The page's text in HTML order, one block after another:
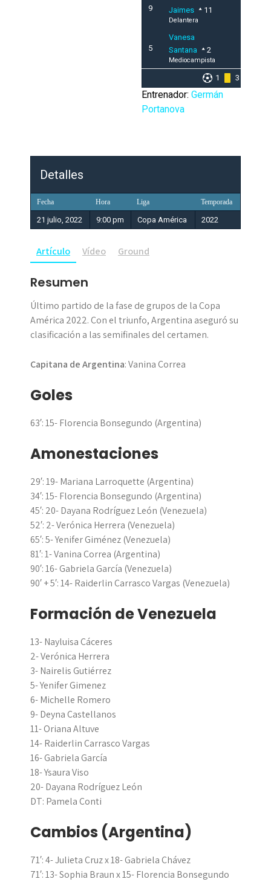
9
Jaimes
11
Delantera
5
Vanesa
Santana
2
Mediocampista
1 3
Entrenador: Germán
Portanova
Detalles
Fecha Hora Liga Temporada
21 julio, 2022 9:00 pm Copa América 2022
Artículo Vídeo Ground
Resumen
Último partido de la fase de grupos de la Copa
América 2022. Con el triunfo, Argentina aseguró su
clasificación a las semifinales del certamen.
Capitana de Argentina: Vanina Correa
Goles
63′: 15- Florencia Bonsegundo (Argentina)
Amonestaciones
29′: 19- Mariana Larroquette (Argentina)
34′: 15- Florencia Bonsegundo (Argentina)
45′: 20- Dayana Rodríguez León (Venezuela)
52′: 2- Verónica Herrera (Venezuela)
65′: 5- Yenifer Giménez (Venezuela)
81′: 1- Vanina Correa (Argentina)
90′: 16- Gabriela García (Venezuela)
90′ + 5′: 14- Raiderlin Carrasco Vargas (Venezuela)
Formación de Venezuela
13- Nayluisa Cáceres
2- Verónica Herrera
3- Nairelis Gutiérrez
5- Yenifer Gimenez
6- Michelle Romero
9- Deyna Castellanos
11- Oriana Altuve
14- Raiderlin Carrasco Vargas
16- Gabriela García
18- Ysaura Viso
20- Dayana Rodríguez León
DT: Pamela Conti
Cambios (Argentina)
71′: 4- Julieta Cruz x 18- Gabriela Chávez
71′: 13- Sophia Braun x 15- Florencia Bonsegundo